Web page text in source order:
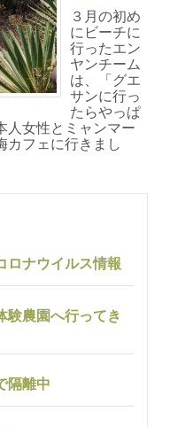
３月の初め
にビーチに
行ったエン
ヤンチーム
は、「グエ
サンに行っ
たらやっぱ
人女性とミャンマー
カフェに行きまし
ロナウイルス情報
験農園へ行ってき
隔離中